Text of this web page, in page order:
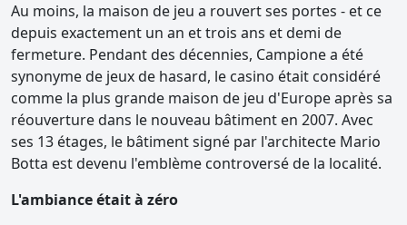
Au moins, la maison de jeu a rouvert ses portes - et ce
depuis exactement un an et trois ans et demi de
fermeture. Pendant des décennies, Campione a été
synonyme de jeux de hasard, le casino était considéré
comme la plus grande maison de jeu d'Europe après sa
réouverture dans le nouveau bâtiment en 2007. Avec
ses 13 étages, le bâtiment signé par l'architecte Mario
Botta est devenu l'emblème controversé de la localité.
L'ambiance était à zéro